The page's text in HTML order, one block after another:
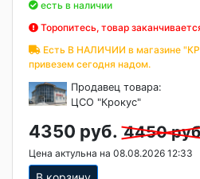
есть в наличии
Торопитесь, товар
Есть В НАЛИЧИИ в магазине
привезем сегодня надом.
Продавец товара:
ЦСО "Крокус"
4350 руб. 4450
Цена актульна на 08.08.2026 12:33